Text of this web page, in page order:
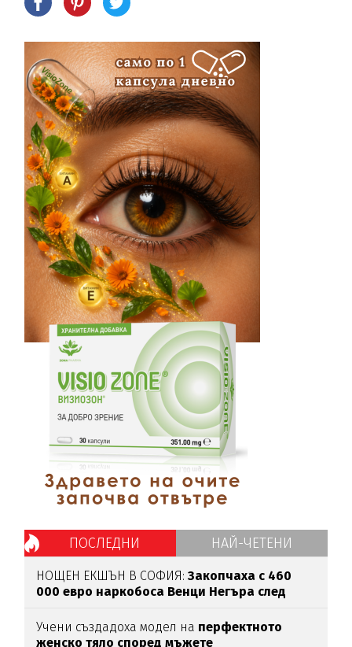
ПОСЛЕДНИ НАЙ-ЧЕТЕНИ
НОЩЕН ЕКШЪН В СОФИЯ:Закопчаха с 460
000 евро наркобоса Венци Негъра след
Учени създадоха модел на перфектното
женско тяло според мъжете